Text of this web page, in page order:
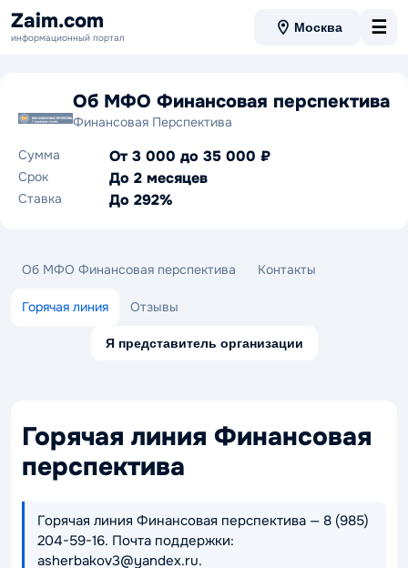
Zaim.com
информационный портал
Москва ☰
Об МФО Финансовая перспектива
Финансовая Перспектива
Сумма
От 3 000 до 35 000 ₽
Срок До 2 месяцев
Ставка До 292%
Об МФО Финансовая перспектива Контакты
Горячая линия Отзывы
Я представитель организации
Горячая линия Финансовая
перспектива
Горячая линия Финансовая перспектива — 8 (985)
204-59-16. Почта поддержки:
asherbakov3@yandex.ru.